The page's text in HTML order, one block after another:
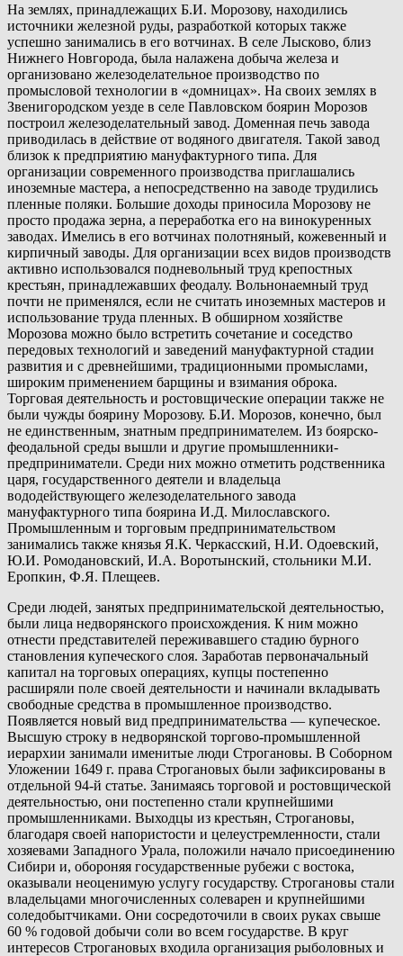
На землях, принадлежащих Б.И. Морозову, находились
источники железной руды, разработкой которых также
успешно занимались в его вотчинах. В селе Лысково, близ
Нижнего Новгорода, была налажена добыча железа и
организовано железоделательное производство по
промысловой технологии в «домницах». На своих землях в
Звенигородском уезде в селе Павловском боярин Морозов
построил железоделательный завод. Доменная печь завода
приводилась в действие от водяного двигателя. Такой завод
близок к предприятию мануфактурного типа. Для
организации современного производства приглашались
иноземные мастера, а непосредственно на заводе трудились
пленные поляки. Большие доходы приносила Морозову не
просто продажа зерна, а переработка его на винокуренных
заводах. Имелись в его вотчинах полотняный, кожевенный и
кирпичный заводы. Для организации всех видов производств
активно использовался подневольный труд крепостных
крестьян, принадлежавших феодалу. Вольнонаемный труд
почти не применялся, если не считать иноземных мастеров и
использование труда пленных. В обширном хозяйстве
Морозова можно было встретить сочетание и соседство
передовых технологий и заведений мануфактурной стадии
развития и с древнейшими, традиционными промыслами,
широким применением барщины и взимания оброка.
Торговая деятельность и ростовщические операции также не
были чужды боярину Морозову. Б.И. Морозов, конечно, был
не единственным, знатным предпринимателем. Из боярско-
феодальной среды вышли и другие промышленники-
предприниматели. Среди них можно отметить родственника
царя, государственного деятели и владельца
вододействующего железоделательного завода
мануфактурного типа боярина И.Д. Милославского.
Промышленным и торговым предпринимательством
занимались также князья Я.К. Черкасский, Н.И. Одоевский,
Ю.И. Ромодановский, И.А. Воротынский, стольники М.И.
Еропкин, Ф.Я. Плещеев.
Среди людей, занятых предпринимательской деятельностью,
были лица недворянского происхождения. К ним можно
отнести представителей переживавшего стадию бурного
становления купеческого слоя. Заработав первоначальный
капитал на торговых операциях, купцы постепенно
расширяли поле своей деятельности и начинали вкладывать
свободные средства в промышленное производство.
Появляется новый вид предпринимательства — купеческое.
Высшую строку в недворянской торгово-промышленной
иерархии занимали именитые люди Строгановы. В Соборном
Уложении 1649 г. права Строгановых были зафиксированы в
отдельной 94-й статье. Занимаясь торговой и ростовщической
деятельностью, они постепенно стали крупнейшими
промышленниками. Выходцы из крестьян, Строгановы,
благодаря своей напористости и целеустремленности, стали
хозяевами Западного Урала, положили начало присоединению
Сибири и, обороняя государственные рубежи с востока,
оказывали неоценимую услугу государству. Строгановы стали
владельцами многочисленных солеварен и крупнейшими
соледобытчиками. Они сосредоточили в своих руках свыше
60 % годовой добычи соли во всем государстве. В круг
интересов Строгановых входила организация рыболовных и